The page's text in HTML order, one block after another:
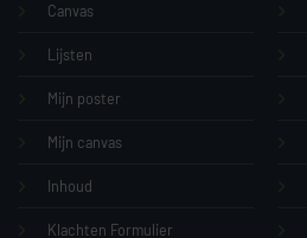
Canvas
Lijsten
Mijn poster
Mijn canvas
Inhoud
Klachten Formulier